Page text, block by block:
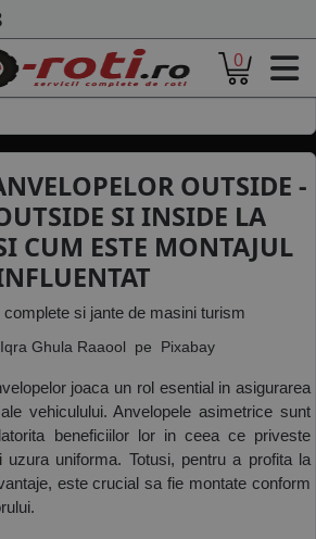
NOI
CAMION
MOTO
AGROINDUSTRIALE
DUPA
PRODUCATORI ANVELOPE
MARCA AUTO
COLABORARE COMPANII
0 PRODUSE
0
OUTSIDE -
SI INSIDE LA
CUM ESTE MONTAJUL
Iqra Ghula Raaool pe Pixabay
joaca un rol esential in asigurarea
vehiculului. Anvelopele asimetrice sunt
beneficiilor lor in ceea ce priveste
uzura uniforma. Totusi, pentru a profita la
este crucial sa fie montate conform